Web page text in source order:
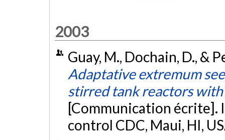
2003
Guay, M., Dochain, D., &
Adaptative extremum
stirred tank reactors
[Communication écrite].
control CDC, Maui, HI,